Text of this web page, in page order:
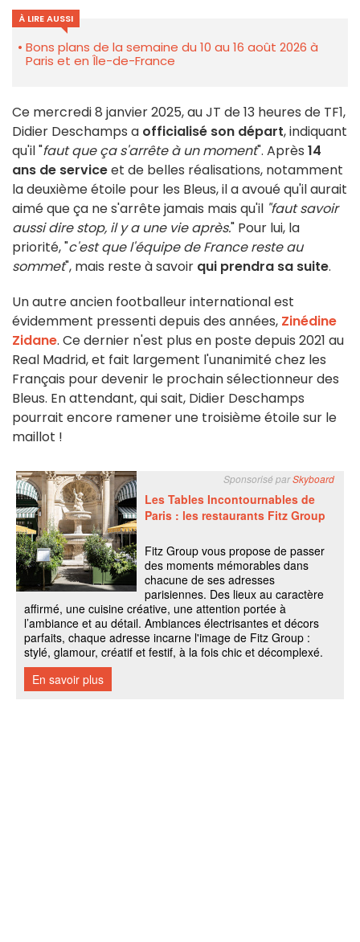
À LIRE AUSSI
Bons plans de la semaine du 10 au 16 août 2026 à
Paris et en Île-de-France
Ce mercredi 8 janvier 2025, au JT de 13 heures de TF1,
Didier Deschamps a officialisé son départ, indiquant
qu'il "faut que ça s'arrête à un moment". Après 14
ans de serviceet de belles réalisations, notamment
la deuxième étoile pour les Bleus, il a avoué qu'il aurait
aimé que ça ne s'arrête jamais mais qu'il "faut savoir
aussi dire stop, il y a une vie après." Pour lui, la
priorité, "c'est que l'équipe de France reste au
sommet", mais reste à savoir qui prendra sa suite.
Un autre ancien footballeur international est
évidemment pressenti depuis des années, Zinédine
Zidane. Ce dernier n'est plus en poste depuis 2021 au
Real Madrid, et fait largement l'unanimité chez les
Français pour devenir le prochain sélectionneur des
Bleus. En attendant, qui sait, Didier Deschamps
pourrait encore ramener une troisième étoile sur le
maillot !